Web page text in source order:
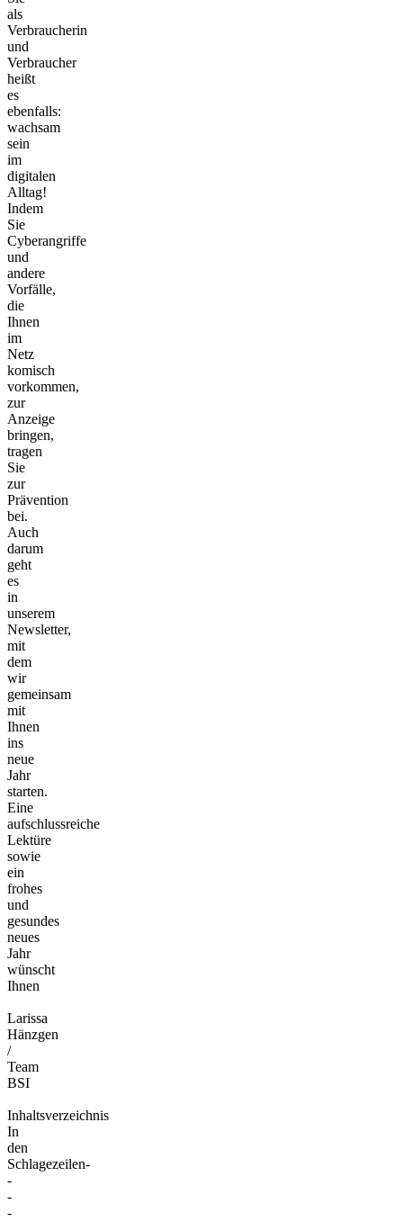
als
Verbraucherin
und
Verbraucher
heißt
es
ebenfalls:
wachsam
sein
im
digitalen
Alltag!
Indem
Sie
Cyberangriffe
und
andere
Vorfälle,
die
Ihnen
im
Netz
komisch
vorkommen,
zur
Anzeige
bringen,
tragen
Sie
zur
Prävention
bei.
Auch
darum
geht
es
in
unserem
Newsletter,
mit
dem
wir
gemeinsam
mit
Ihnen
ins
neue
Jahr
starten.
Eine
aufschlussreiche
Lektüre
sowie
ein
frohes
und
gesundes
neues
Jahr
wünscht
Ihnen
Larissa
Hänzgen
/
Team
BSI
Inhaltsverzeichnis
In
den
Schlagezeilen-
-
-
-